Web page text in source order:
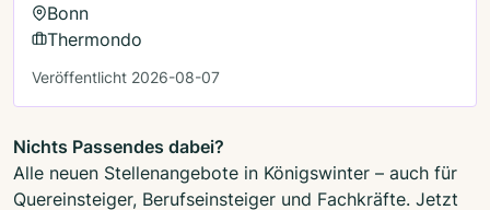
Bonn
Thermondo
Veröffentlicht 2026-08-07
Nichts Passendes dabei?
Alle neuen Stellenangebote in Königswinter – auch für
Quereinsteiger, Berufseinsteiger und Fachkräfte. Jetzt